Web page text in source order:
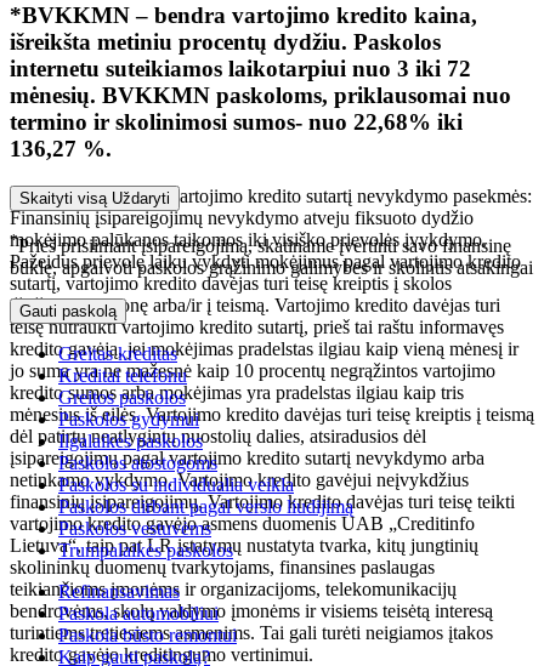
*BVKKMN – bendra vartojimo kredito kaina,
išreikšta metiniu procentų dydžiu. Paskolos
internetu suteikiamos laikotarpiui nuo 3 iki 72
mėnesių. BVKKMN paskoloms, priklausomai nuo
termino ir skolinimosi sumos- nuo 22,68% iki
136,27 %.
Įsipareigojimų pagal vartojimo kredito sutartį nevykdymo pasekmės:
Finansinių įsipareigojimų nevykdymo atveju fiksuoto dydžio
mokėjimo palūkanos taikomos iki visiško prievolės įvykdymo.
Pažeidus prievolę laiku vykdyti mokėjimus pagal vartojimo kredito
sutartį, vartojimo kredito davėjas turi teisę kreiptis į skolos
išieškojimo įmonę arba/ir į teismą. Vartojimo kredito davėjas turi
teisę nutraukti vartojimo kredito sutartį, prieš tai raštu informavęs
kredito gavėją, jei mokėjimas pradelstas ilgiau kaip vieną mėnesį ir
jo suma yra ne mažesnė kaip 10 procentų negrąžintos vartojimo
kredito sumos arba mokėjimas yra pradelstas ilgiau kaip tris
mėnesius iš eilės. Vartojimo kredito davėjas turi teisę kreiptis į teismą
dėl patirtų neatlygintų nuostolių dalies, atsiradusios dėl
įsipareigojimų pagal vartojimo kredito sutartį nevykdymo arba
netinkamo vykdymo. Vartojimo kredito gavėjui neįvykdžius
finansinių įsipareigojimų, Vartojimo kredito davėjas turi teisę teikti
vartojimo kredito gavėjo asmens duomenis UAB „Creditinfo
Lietuva“, taip pat LR įstatymų nustatyta tvarka, kitų jungtinių
skolininkų duomenų tvarkytojams, finansines paslaugas
teikiančioms įmonėms ir organizacijoms, telekomunikacijų
bendrovėms, skolų valdymo įmonėms ir visiems teisėtą interesą
turintiems tretiesiems asmenims. Tai gali turėti neigiamos įtakos
kredito gavėjo kreditingumo vertinimui.
Skaityti visą Uždaryti
*Prieš prisiimant įsipareigojimą, skatiname įvertinti savo finansinę
būklę, apgalvoti paskolos grąžinimo galimybes ir skolintis atsakingai
Gauti paskolą
Greitas kreditas
Kreditai telefonu
Greitos paskolos
Paskolos gydymui
Ilgalaikės paskolos
Paskolos atostogoms
Paskolos su individualia veikla
Paskolos dirbant pagal verslo liudijimą
Paskolos vestuvėms
Trumpalaikės paskolos
Refinansavimas
Paskola automobiliui
Paskola būsto remontui
Kaip gauti paskolą?